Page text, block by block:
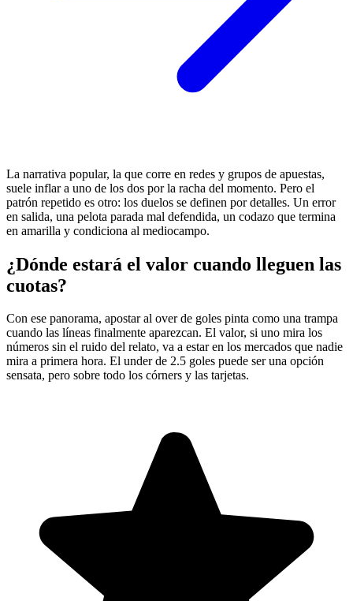
La narrativa popular, la que corre en redes y grupos de apuestas,
suele inflar a uno de los dos por la racha del momento. Pero el
patrón repetido es otro: los duelos se definen por detalles. Un error
en salida, una pelota parada mal defendida, un codazo que termina
en amarilla y condiciona al mediocampo.
¿Dónde estará el valor cuando lleguen las
cuotas?
Con ese panorama, apostar al over de goles pinta como una trampa
cuando las líneas finalmente aparezcan. El valor, si uno mira los
números sin el ruido del relato, va a estar en los mercados que nadie
mira a primera hora. El under de 2.5 goles puede ser una opción
sensata, pero sobre todo los córners y las tarjetas.